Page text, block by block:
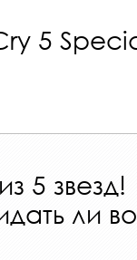
5
5 звезд!
ли